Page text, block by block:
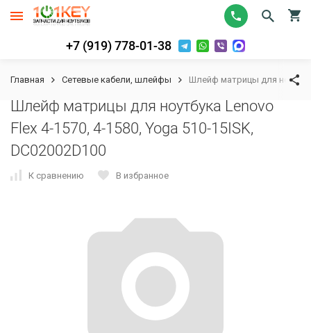
+7 (919) 778-01-38
Главная Сетевые кабели, шлейфы Шлейф матрицы для
Шлейф матрицы для ноутбука Lenovo
Flex 4-1570, 4-1580, Yoga 510-15ISK,
DC02002D100
К сравнению В избранное